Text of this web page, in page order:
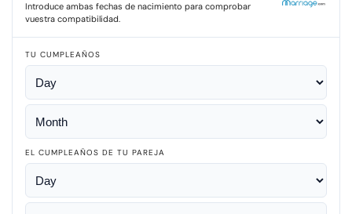
Introduce ambas fechas de nacimiento para comprobar
vuestra compatibilidad.
TU CUMPLEAÑOS
EL CUMPLEAÑOS DE TU PAREJA